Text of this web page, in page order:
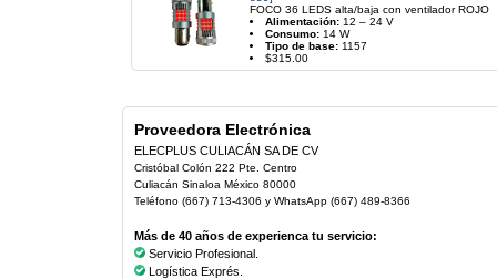
FOCO 36 LEDS alta/baja con ventilador ROJO
Alimentación: 12 – 24 V
Consumo: 14 W
Tipo de base: 1157
$315.00
Proveedora Electrónica
ELECPLUS CULIACÁN SA DE CV
Cristóbal Colón 222 Pte. Centro
Culiacán Sinaloa México 80000
Teléfono (667) 713-4306 y WhatsApp (667) 489-8366
Más de 40 años de experienca tu servicio:
Servicio Profesional.
Logística Exprés.